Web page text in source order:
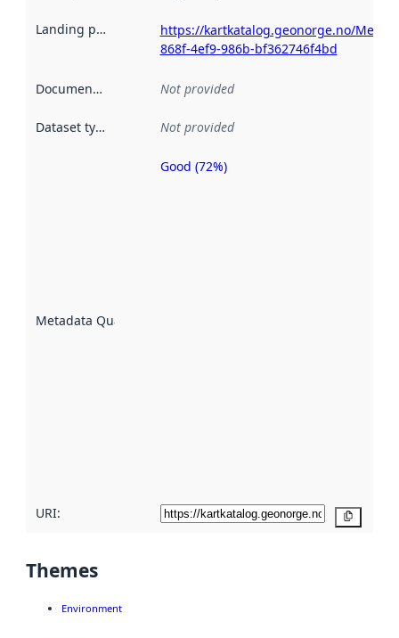
Landing page
https://kartkatalog.geonorge.no/
868f-4ef9-986b-bf362746f4bd
Documentation Not provided
Dataset type Not provided
Metadata Quality
Metadata
Good (72%)
URI:
Themes
Environment